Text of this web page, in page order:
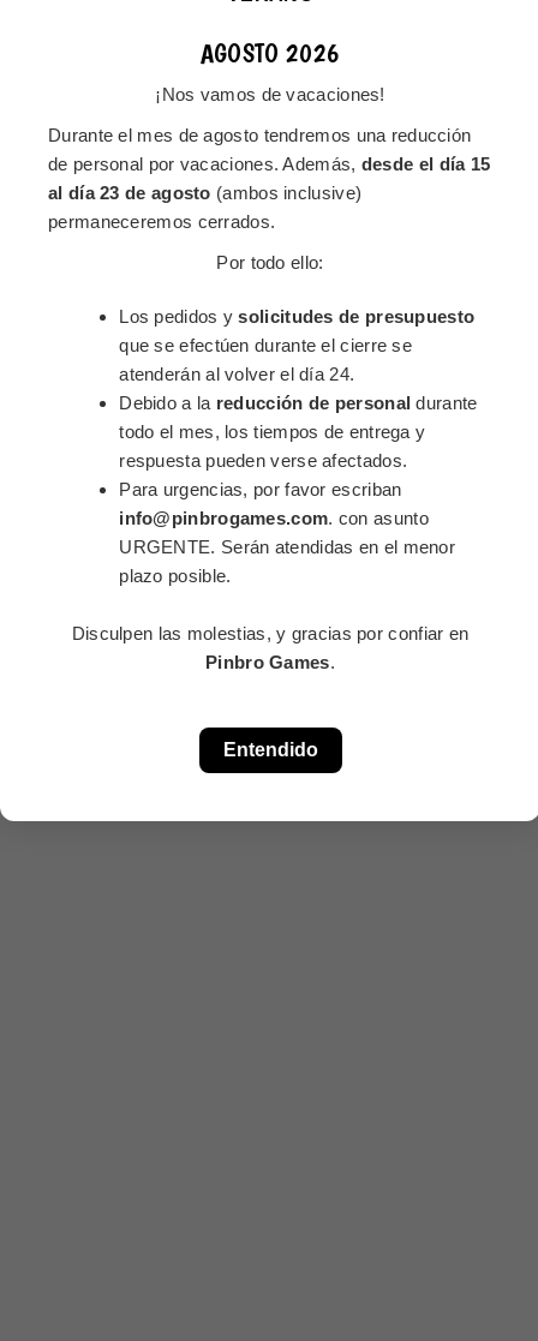
edicion@pinbrogames.com
This popup will close in: 17
AGOSTO 2026
¡Nos vamos de vacaciones!
Durante el mes de agosto tendremos una reducción
de personal por vacaciones. Además, desde el día 15
al día 23 de agosto (ambos inclusive)
permaneceremos cerrados.
Por todo ello:
Los pedidos ysolicitudes de presupuesto
que se efectúen durante el cierre se
atenderán al volver el día 24.
Debido a la reducción de personal durante
todo el mes, los tiempos de entrega y
respuesta pueden verse afectados.
Para urgencias, por favor escriban
info@pinbrogames.com. con asunto
URGENTE. Serán atendidas en el menor
plazo posible.
Disculpen las molestias, y gracias por confiar en
Pinbro Games.
Entendido
CLOSE